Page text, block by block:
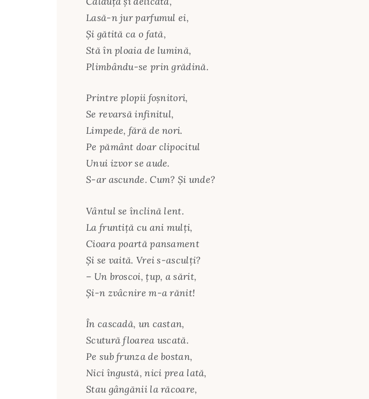
Lasă-n jur parfumul ei,
Și gătită ca o fată,
Stă în ploaia de lumină,
Plimbându-se prin grădină.
Printre plopii foșnitori,
Se revarsă infinitul,
Limpede, fără de nori.
Pe pământ doar clipocitul
Unui izvor se aude.
S-ar ascunde. Cum? Și unde?
Vântul se înclină lent.
La fruntiță cu ani mulți,
Cioara poartă pansament
Și se vaită. Vrei s-asculți?
– Un broscoi, țup, a sărit,
Și-n zvâcnire m-a rănit!
În cascadă, un castan,
Scutură floarea uscată.
Pe sub frunza de bostan,
Nici îngustă, nici prea lată,
Stau gângănii la răcoare,